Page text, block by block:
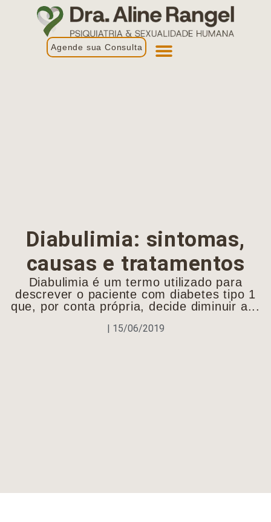
Agende sua Consulta
Diabulimia: sintomas,
causas e tratamentos
Diabulimia é um termo utilizado para
descrever o paciente com diabetes tipo 1
que, por conta própria, decide diminuir a...
| 15/06/2019